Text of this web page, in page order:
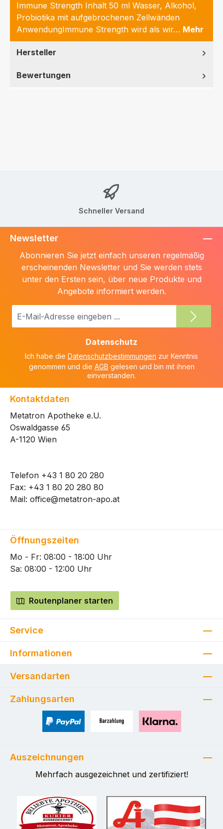
Immune Strength Inhalt 50 ml Wasser, Alkohol,
Probiotika mit aufgebrochenen Zellwänden
AnwendungImmune Strength wird als wir… Mehr
Hersteller
Bewertungen
Schneller Versand
Newsletter
Abonnieren Sie jetzt einfach unseren regelmäßig
erscheinenden Newsletter und Sie werden stets
unter den Ersten sein, über neue Produkte und
Angebote informiert werden.
E-
Datenschutz
Ich habe die Datenschutzbestimmungen zur Kenntnis
genommen und die AGB gelesen und bin mit ihnen
einverstanden.
Kontaktdaten
Metatron Apotheke e.U.
Oswaldgasse 65
A-1120 Wien
Telefon +43 1 80 20 280
Fax: +43 1 80 20 280 80
Mail: office@metatron-apo.at
Öffnungszeiten
Mo - Fr: 08:00 - 18:00 Uhr
Sa: 08:00 - 12:00 Uhr
Routenplaner starten
Service
Informationen
Versandarten
Zahlungsarten
Auszeichnungen
Mehrfach ausgezeichnet und zertifiziert!